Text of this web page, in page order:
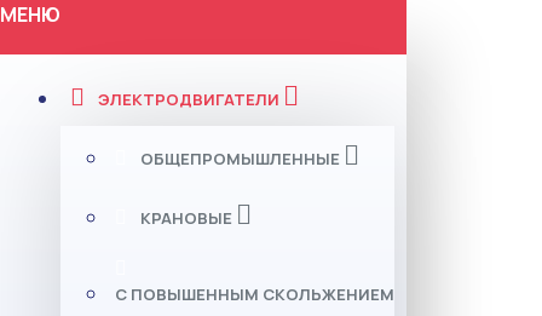
МЕНЮ
ЭЛЕКТРОДВИГАТЕЛИ
ОБЩЕПРОМЫШЛЕННЫЕ
КРАНОВЫЕ
С ПОВЫШЕННЫМ СКОЛЬЖЕНИЕМ